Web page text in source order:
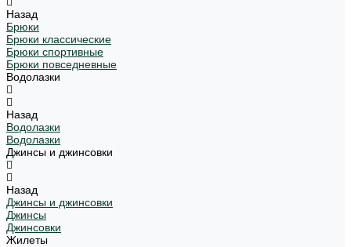
Назад
Брюки
Брюки классические
Брюки спортивные
Брюки повседневные
Водолазки
Назад
Водолазки
Водолазки
Джинсы и джинсовки
Назад
Джинсы и джинсовки
Джинсы
Джинсовки
Жилеты